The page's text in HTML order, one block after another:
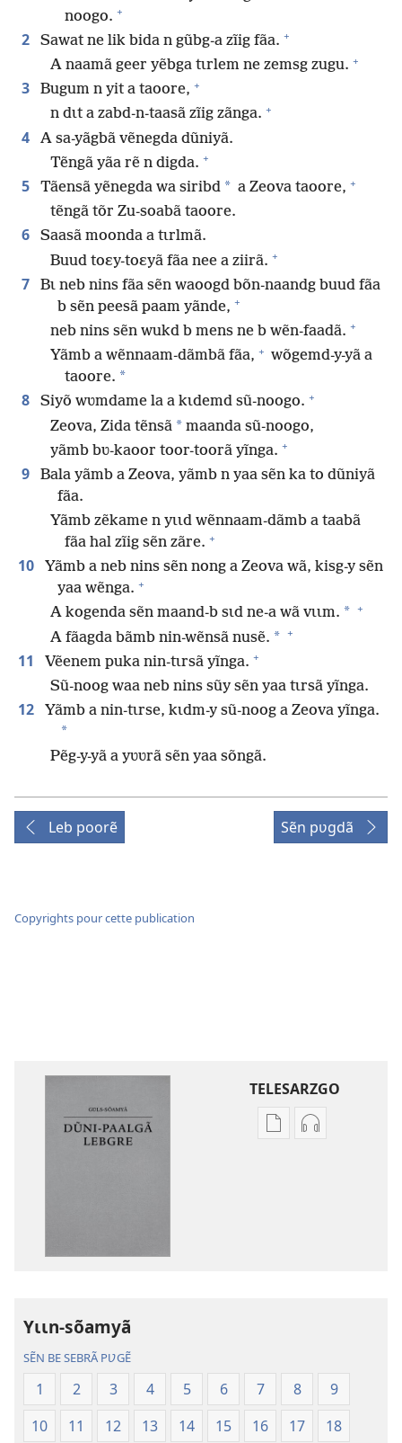
noogo. +
2 Sawat ne lik bida n gũbg-a zĩig fãa. +
A naamã geer yẽbga tɩrlem ne zemsg zugu. +
3 Bugum n yit a taoore, +
n dɩt a zabd-n-taasã zĩig zãnga. +
4
A sa-yãgbã vẽnegda dũniyã.
Tẽngã yãa rẽ n digda. +
5 Tãensã yẽnegda wa siribd * a Zeova taoore, +
tẽngã tõr Zu-soabã taoore.
6
Saasã moonda a tɩrlmã.
Buud toɛy-toɛyã fãa nee a ziirã. +
7
Bɩ neb nins fãa sẽn waoogd bõn-naandg buud fãa
b sẽn peesã paam yãnde, +
neb nins sẽn wukd b mens ne b wẽn-faadã. +
Yãmb a wẽnnaam-dãmbã fãa, + wõgemd-y-yã a
taoore. *
8 Siyõ wʋmdame la a kɩdemd sũ-noogo. +
Zeova, Zida tẽnsã * maanda sũ-noogo,
yãmb bʋ-kaoor toor-toorã yĩnga. +
9
Bala yãmb a Zeova, yãmb n yaa sẽn ka to dũniyã
fãa.
Yãmb zẽkame n yɩɩd wẽnnaam-dãmb a taabã
fãa hal zĩig sẽn zãre. +
10
Yãmb a neb nins sẽn nong a Zeova wã, kisg-y sẽn
yaa wẽnga. +
A kogenda sẽn maand-b sɩd ne-a wã vɩɩm. * +
A fãagda bãmb nin-wẽnsã nusẽ. * +
11 Vẽenem puka nin-tɩrsã yĩnga. +
Sũ-noog waa neb nins sũy sẽn yaa tɩrsã yĩnga.
12 Yãmb a nin-tɩrse, kɩdm-y sũ-noog a Zeova yĩnga.
*
Pẽg-y-yã a yʋʋrã sẽn yaa sõngã.
Leb poorẽ Sẽn pʋgdã
Copyrights pour cette publication
TELESARZGO
OptionsOptions
Yɩɩn-sõamyã
SẼN BE SEBRÃ PƲGẼ
1 2 3 4 5 6 7 8
9
10
11 12 13 14 15 16 17
18